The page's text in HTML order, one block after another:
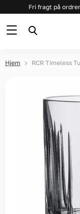
Fri fragt på
Hjem RCR Timeless